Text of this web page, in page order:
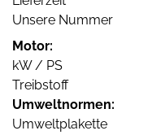
Unsere Nummer
Motor:
kW / PS
Treibstoff
Umweltnormen:
Umweltplakette